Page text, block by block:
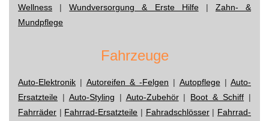
Wellness |Wundversorgung & Erste Hilfe| Zahn- &
Mundpflege
Fahrzeuge
Auto-Elektronik | Autoreifen & -Felgen | Autopflege| Auto-
Ersatzteile | Auto-Styling | Auto-Zubehör| Boot & Schiff |
Fahrräder | Fahrrad-Ersatzteile | Fahradschlösser| Fahrrad-